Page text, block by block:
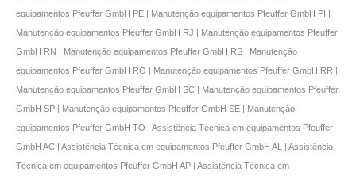
equipamentos Pfeuffer GmbH PE | Manutençāo equipamentos Pfeuffer GmbH PI |
Manutençāo equipamentos Pfeuffer GmbH RJ | Manutençāo equipamentos Pfeuffer
GmbH RN | Manutençāo equipamentos Pfeuffer GmbH RS | Manutençāo
equipamentos Pfeuffer GmbH RO | Manutençāo equipamentos Pfeuffer GmbH RR |
Manutençāo equipamentos Pfeuffer GmbH SC | Manutençāo equipamentos Pfeuffer
GmbH SP | Manutençāo equipamentos Pfeuffer GmbH SE | Manutençāo
equipamentos Pfeuffer GmbH TO | Assistência Técnica em equipamentos Pfeuffer
GmbH AC | Assistência Técnica em equipamentos Pfeuffer GmbH AL | Assistência
Técnica em equipamentos Pfeuffer GmbH AP | Assistência Técnica em